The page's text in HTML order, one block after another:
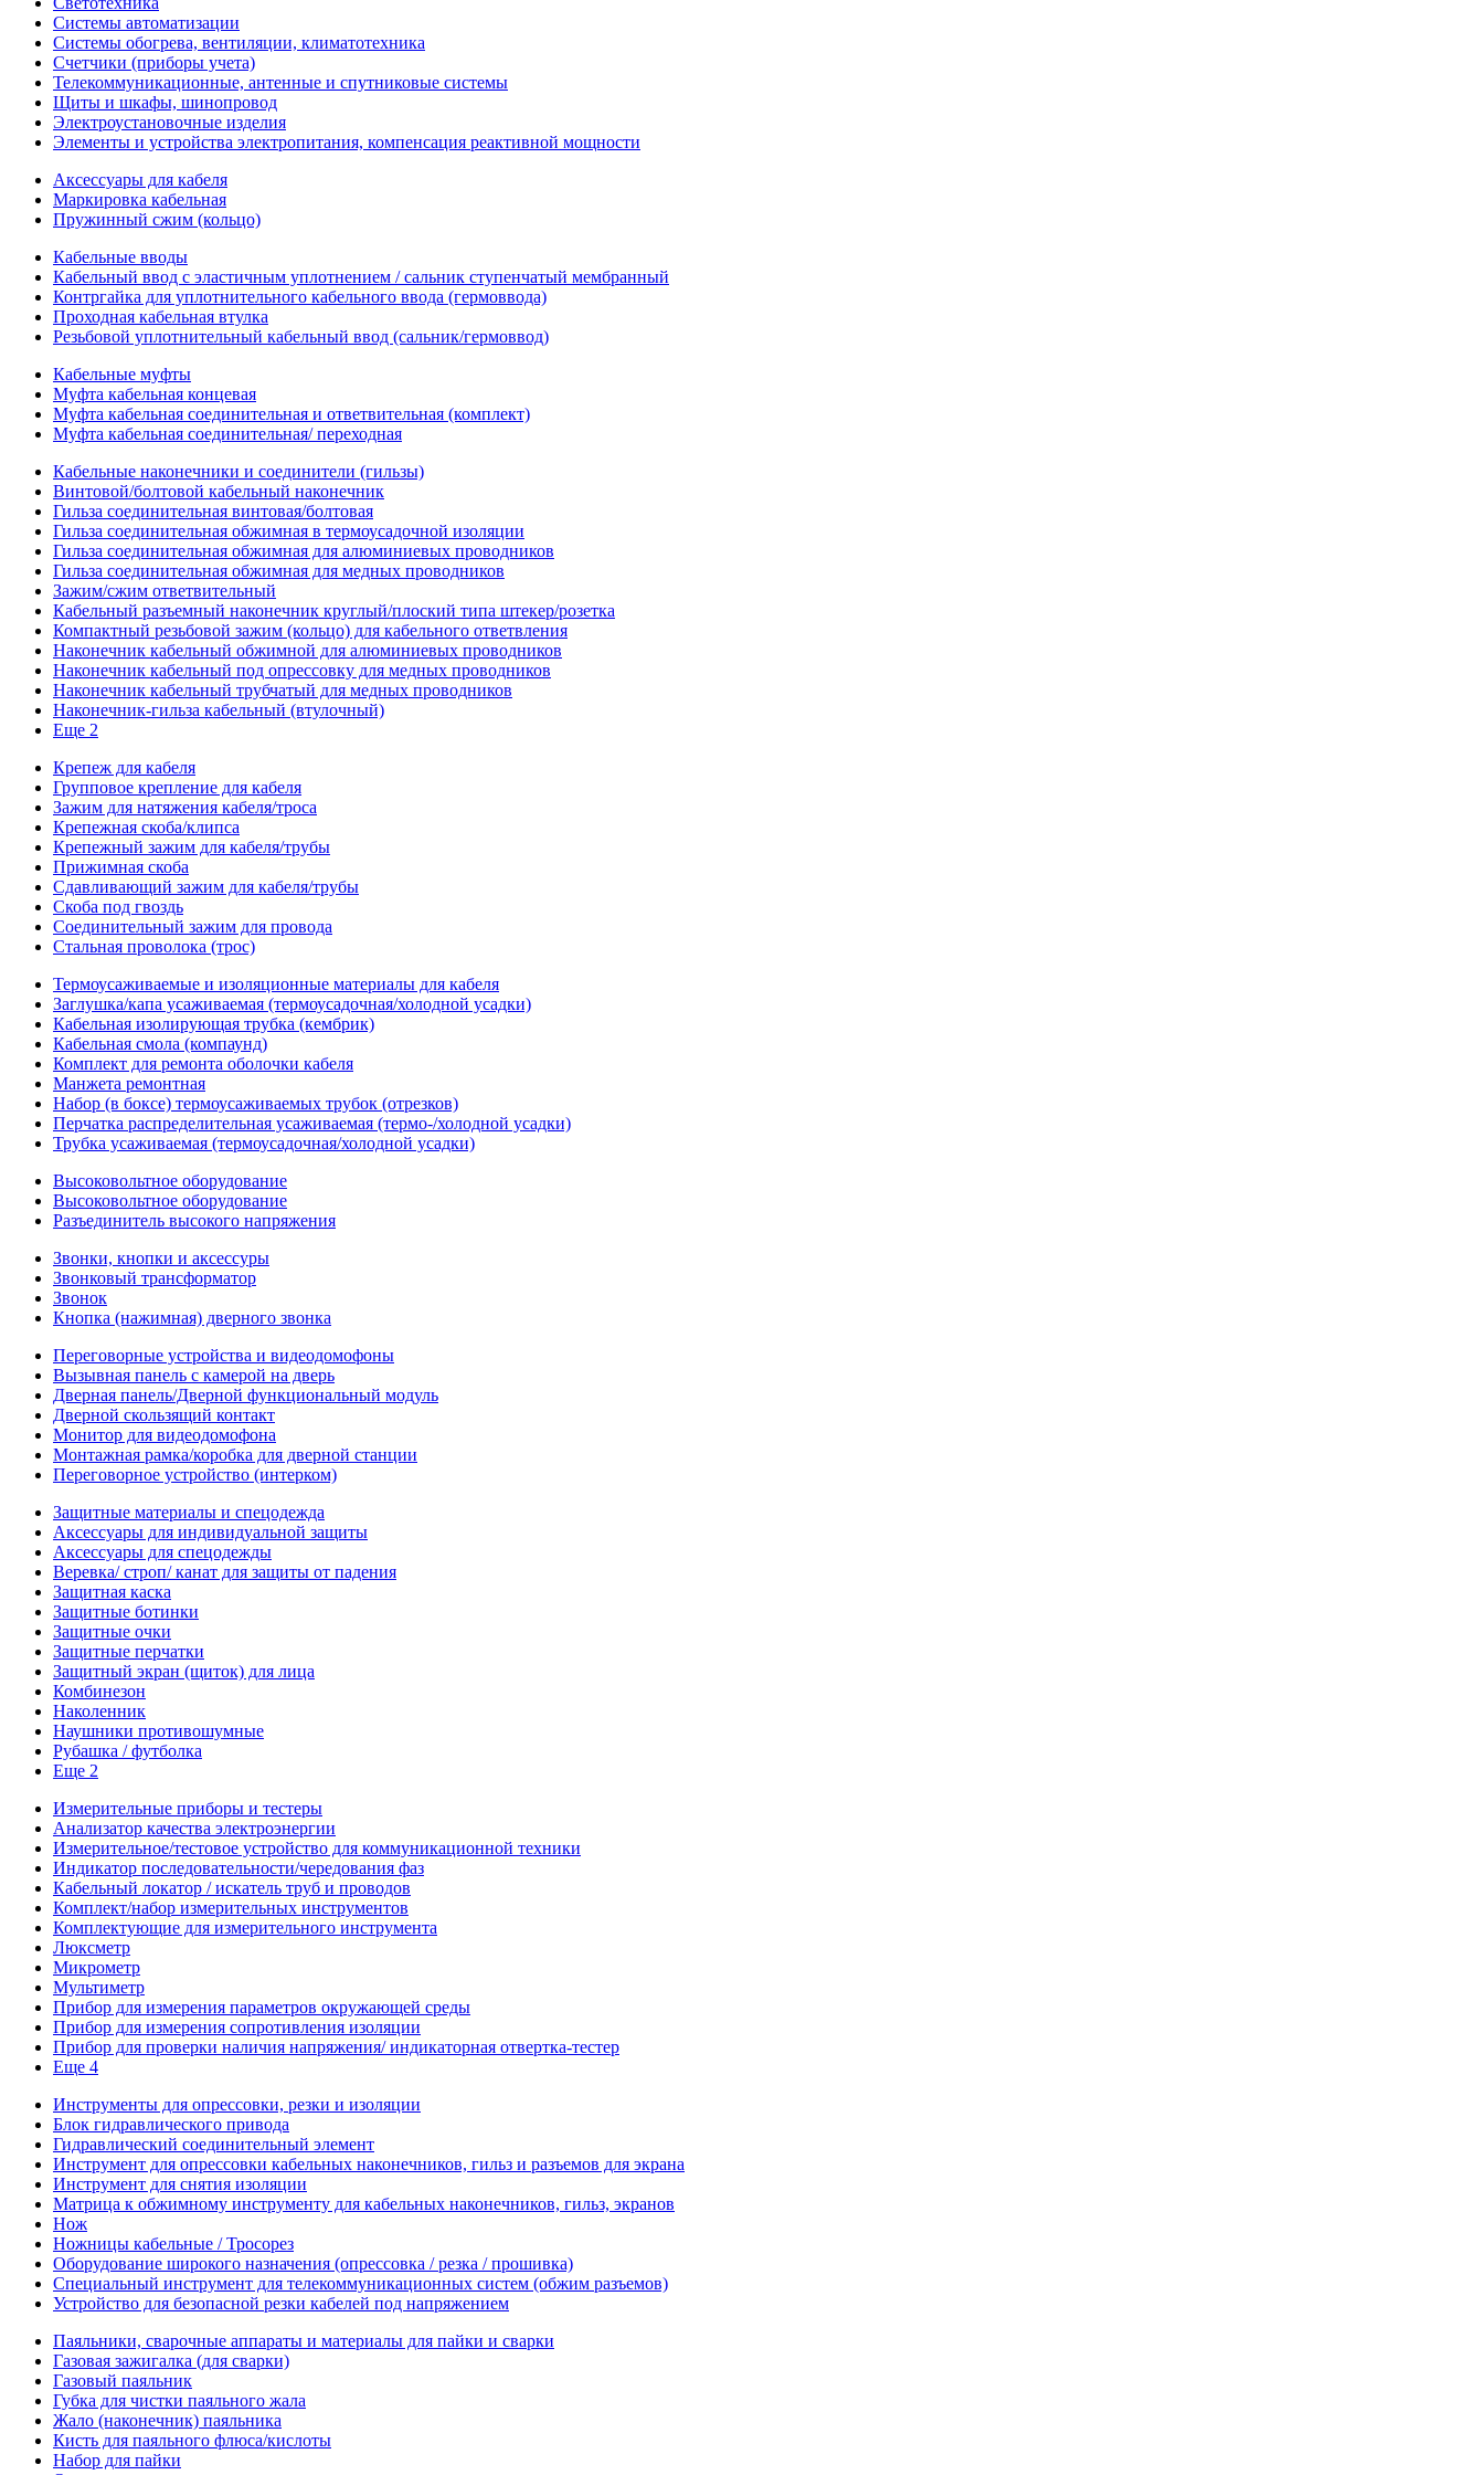
Системы автоматизации
Системы обогрева, вентиляции, климатотехника
Счетчики (приборы учета)
Телекоммуникационные, антенные и спутниковые системы
Щиты и шкафы, шинопровод
Электроустановочные изделия
Элементы и устройства электропитания, компенсация реактивной мощности
Аксессуары для кабеля
Маркировка кабельная
Пружинный сжим (кольцо)
Кабельные вводы
Кабельный ввод с эластичным уплотнением / сальник ступенчатый мембранный
Контргайка для уплотнительного кабельного ввода (гермоввода)
Проходная кабельная втулка
Резьбовой уплотнительный кабельный ввод (сальник/гермоввод)
Кабельные муфты
Муфта кабельная концевая
Муфта кабельная соединительная и ответвительная (комплект)
Муфта кабельная соединительная/ переходная
Кабельные наконечники и соединители (гильзы)
Винтовой/болтовой кабельный наконечник
Гильза соединительная винтовая/болтовая
Гильза соединительная обжимная в термоусадочной изоляции
Гильза соединительная обжимная для алюминиевых проводников
Гильза соединительная обжимная для медных проводников
Зажим/сжим ответвительный
Кабельный разъемный наконечник круглый/плоский типа штекер/розетка
Компактный резьбовой зажим (кольцо) для кабельного ответвления
Наконечник кабельный обжимной для алюминиевых проводников
Наконечник кабельный под опрессовку для медных проводников
Наконечник кабельный трубчатый для медных проводников
Наконечник-гильза кабельный (втулочный)
Еще 2
Крепеж для кабеля
Групповое крепление для кабеля
Зажим для натяжения кабеля/троса
Крепежная скоба/клипса
Крепежный зажим для кабеля/трубы
Прижимная скоба
Сдавливающий зажим для кабеля/трубы
Скоба под гвоздь
Соединительный зажим для провода
Стальная проволока (трос)
Термоусаживаемые и изоляционные материалы для кабеля
Заглушка/капа усаживаемая (термоусадочная/холодной усадки)
Кабельная изолирующая трубка (кембрик)
Кабельная смола (компаунд)
Комплект для ремонта оболочки кабеля
Манжета ремонтная
Набор (в боксе) термоусаживаемых трубок (отрезков)
Перчатка распределительная усаживаемая (термо-/холодной усадки)
Трубка усаживаемая (термоусадочная/холодной усадки)
Высоковольтное оборудование
Высоковольтное оборудование
Разъединитель высокого напряжения
Звонки, кнопки и аксессуры
Звонковый трансформатор
Звонок
Кнопка (нажимная) дверного звонка
Переговорные устройства и видеодомофоны
Вызывная панель с камерой на дверь
Дверная панель/Дверной функциональный модуль
Дверной скользящий контакт
Монитор для видеодомофона
Монтажная рамка/коробка для дверной станции
Переговорное устройство (интерком)
Защитные материалы и спецодежда
Аксессуары для индивидуальной защиты
Аксессуары для спецодежды
Веревка/ строп/ канат для защиты от падения
Защитная каска
Защитные ботинки
Защитные очки
Защитные перчатки
Защитный экран (щиток) для лица
Комбинезон
Наколенник
Наушники противошумные
Рубашка / футболка
Еще 2
Измерительные приборы и тестеры
Анализатор качества электроэнергии
Измерительное/тестовое устройство для коммуникационной техники
Индикатор последовательности/чередования фаз
Кабельный локатор / искатель труб и проводов
Комплект/набор измерительных инструментов
Комплектующие для измерительного инструмента
Люксметр
Микрометр
Мультиметр
Прибор для измерения параметров окружающей среды
Прибор для измерения сопротивления изоляции
Прибор для проверки наличия напряжения/ индикаторная отвертка-тестер
Еще 4
Инструменты для опрессовки, резки и изоляции
Блок гидравлического привода
Гидравлический соединительный элемент
Инструмент для опрессовки кабельных наконечников, гильз и разъемов для экрана
Инструмент для снятия изоляции
Матрица к обжимному инструменту для кабельных наконечников, гильз, экранов
Нож
Ножницы кабельные / Тросорез
Оборудование широкого назначения (опрессовка / резка / прошивка)
Специальный инструмент для телекоммуникационных систем (обжим разъемов)
Устройство для безопасной резки кабелей под напряжением
Паяльники, сварочные аппараты и материалы для пайки и сварки
Газовая зажигалка (для сварки)
Газовый паяльник
Губка для чистки паяльного жала
Жало (наконечник) паяльника
Кисть для паяльного флюса/кислоты
Набор для пайки